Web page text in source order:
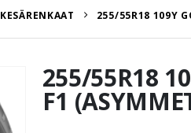
KESÄRENKAAT 255/55R18 109Y
255/55R18
F1